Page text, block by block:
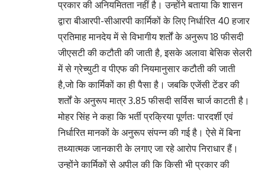
प्रकार की अनियमितता नहीं है। उन्होंने बताया कि शासन
द्वारा बीआरपी-सीआरपी कार्मिकों के लिए निर्धारित 40 हजार
प्रतिमाह मानदेय में से विभागीय शर्तों के अनुरूप 18 फीसदी
जीएसटी की कटौती की जाती है, इसके अलावा बेसिक सेलरी
में से ग्रेच्युटी व पीएफ की नियमानुसार कटौती की जाती
है,जो कि कार्मिकों का ही पैसा है। जबकि एजेंसी टेंडर की
शर्तों के अनुरूप मात्र 3.85 फीसदी सर्विस चार्ज काटती है।
मोहर सिंह ने कहा कि भर्ती प्रक्रिया पूर्णतः पारदर्शी एवं
निर्धारित मानकों के अनुरूप संपन्न की गई है। ऐसे में बिना
तथ्यात्मक जानकारी के लगाए जा रहे आरोप निराधार हैं।
उन्होंने कार्मिकों से अपील की कि किसी भी प्रकार की